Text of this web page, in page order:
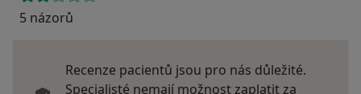
5 názorů
Recenze pacientů jsou pro nás důležité.
Specialisté nemají možnost zaplatit za